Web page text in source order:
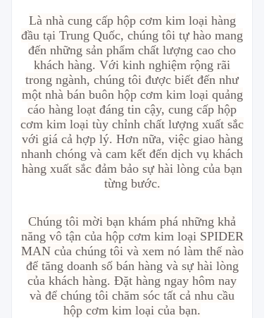
Là nhà cung cấp hộp cơm kim loại hàng
đầu tại Trung Quốc, chúng tôi tự hào mang
đến những sản phẩm chất lượng cao cho
khách hàng. Với kinh nghiệm rộng rãi
trong ngành, chúng tôi được biết đến như
một nhà bán buôn hộp cơm kim loại quảng
cáo hàng loạt đáng tin cậy, cung cấp hộp
cơm kim loại tùy chỉnh chất lượng xuất sắc
với giá cả hợp lý. Hơn nữa, việc giao hàng
nhanh chóng và cam kết đến dịch vụ khách
hàng xuất sắc đảm bảo sự hài lòng của bạn
từng bước.
Chúng tôi mời bạn khám phá những khả
năng vô tận của hộp cơm kim loại SPIDER
MAN của chúng tôi và xem nó làm thế nào
để tăng doanh số bán hàng và sự hài lòng
của khách hàng. Đặt hàng ngay hôm nay
và để chúng tôi chăm sóc tất cả nhu cầu
hộp cơm kim loại của bạn.